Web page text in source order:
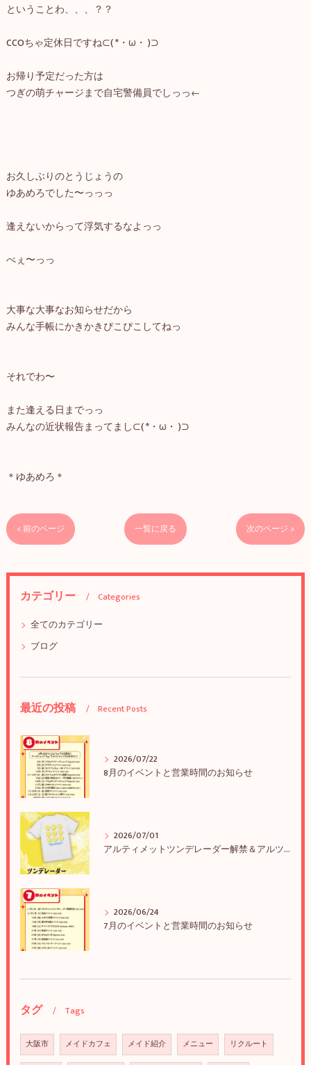
ということわ、、、？？
CCOちゃ定休日ですね⊂( *・ω・ )⊃
お帰り予定だった方は
つぎの萌チャージまで自宅警備員でしっっ←
お久しぶりのとうじょうの
ゆあめろでした〜っっっ
逢えないからって浮気するなよっっ
べぇ〜っっ
大事な大事なお知らせだから
みんな手帳にかきかきぴこぴこしてねっ
それでわ〜
また逢える日までっっ
みんなの近状報告まってまし⊂( *・ω・ )⊃
＊ゆあめろ＊
< 前のページ 一覧に戻る 次のページ >
カテゴリー
Categories
全てのカテゴリー
ブログ
最近の投稿 Recent Posts
2026/07/22
8月のイベントと営業時間のお知らせ
2026/07/01
アルティメットツンデレーダー解禁＆アルツンBIGTEE販売のお知らせ
2026/06/24
7月のイベントと営業時間のお知らせ
タグ Tags
大阪市 メイドカフェ メイド紹介 メニュー リクルート